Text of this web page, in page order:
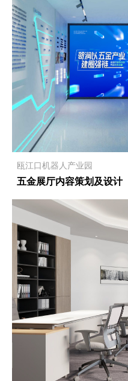
瓯江口机器人产业园
五金展厅内容策划及设计